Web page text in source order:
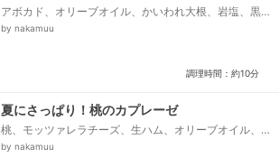
アボカド、オリーブオイル、かいわれ大根、岩塩、黒
胡椒、ピンクペッパー
by nakamuu
調理時間：約10分
夏にさっぱり！桃のカプレーゼ
桃、モッツァレラチーズ、生ハム、オリーブオイル、
白ワインビネガー、黒胡椒、ピンクペッパー、レモン
by nakamuu